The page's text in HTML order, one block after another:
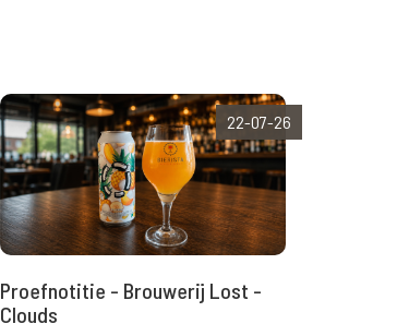
22-07-26
Proefnotitie - Brouwerij Lost -
Clouds